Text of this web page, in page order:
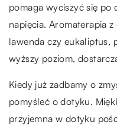
pomaga wyciszyć się po
napięcia. Aromaterapia
lawenda czy eukaliptus,
wyższy poziom,
Kiedy już zadbamy o
pomyśleć o dotyku.
przyjemna w dotyku